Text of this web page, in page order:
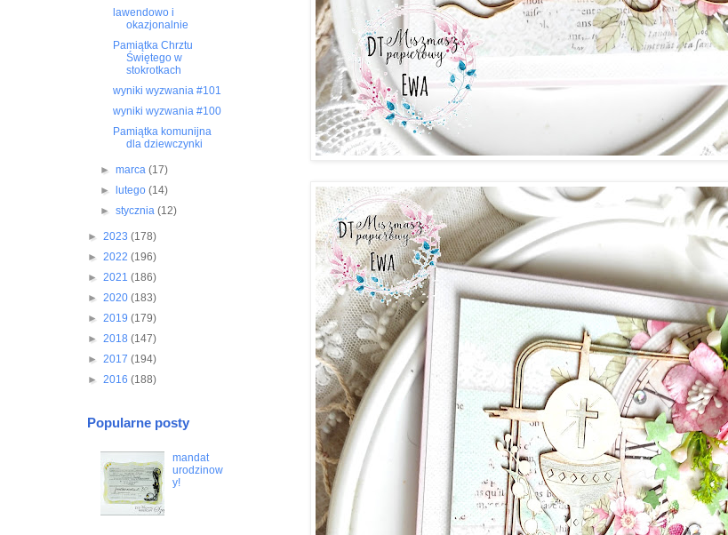
lawendowo i
okazjonalnie
Pamiątka Chrztu
Świętego w
stokrotkach
wyniki wyzwania #101
wyniki wyzwania #100
Pamiątka komunijna
dla dziewczynki
► marca (17)
►
lutego (14)
► stycznia (12)
► 2023 (178)
► 2022 (196)
► 2021 (186)
► 2020 (183)
► 2019 (179)
► 2018 (147)
► 2017 (194)
► 2016 (188)
Popularne posty
mandat
urodzinow
y!